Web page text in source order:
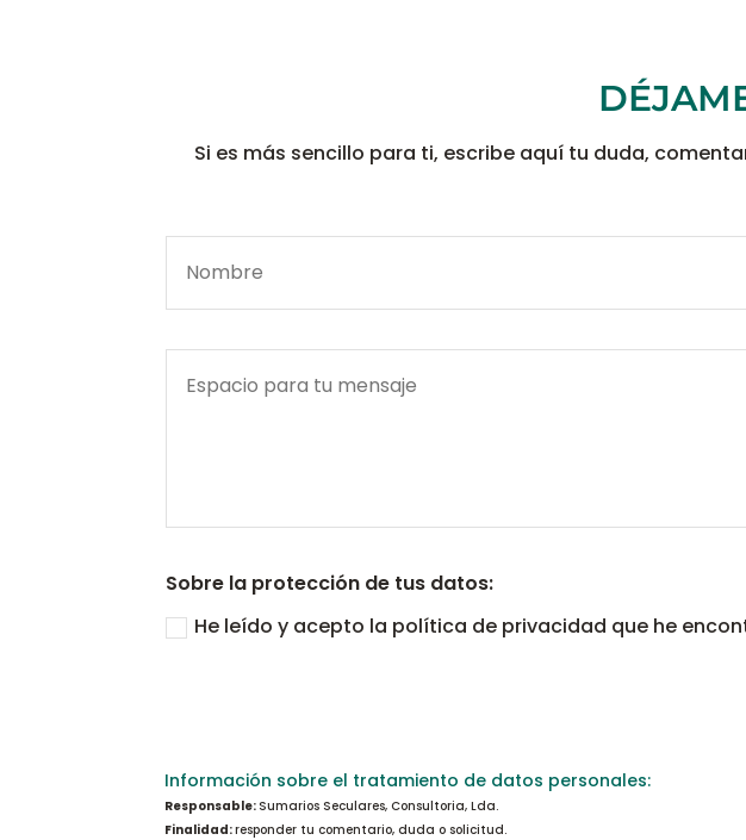
Si es más sencillo para ti, escribe aquí tu duda,
Sobre la protección de tus datos:
He leído y acepto la política de privacidad que he
Información sobre el tratamiento de datos personales:
Responsable: Sumarios Seculares, Consultoria, Lda.
Finalidad:responder tu comentario, duda o solicitud.